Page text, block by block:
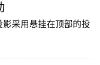
影采用悬挂在顶部的投